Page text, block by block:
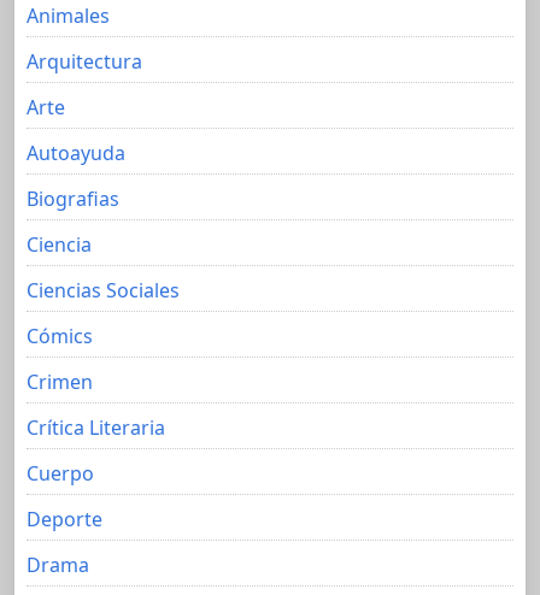
Animales
Arquitectura
Arte
Autoayuda
Biografias
Ciencia
Ciencias Sociales
Cómics
Crimen
Crítica Literaria
Cuerpo
Deporte
Drama